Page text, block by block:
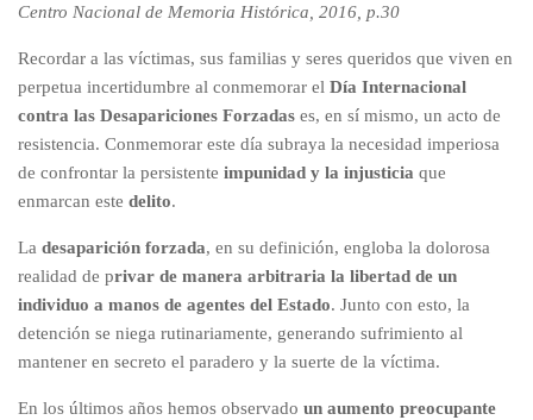
Centro Nacional de Memoria Histórica, 2016, p.30
Recordar a las víctimas, sus familias y seres queridos que viven en
perpetua incertidumbre al conmemorar el Día Internacional
contra las Desapariciones Forzadas es, en sí mismo, un acto de
resistencia. Conmemorar este día subraya la necesidad imperiosa
de confrontar la persistente impunidad y la injusticia que
enmarcan este delito.
La desaparición forzada, en su definición, engloba la dolorosa
realidad de privar de manera arbitraria la libertad de un
individuo a manos de agentes del Estado. Junto con esto, la
detención se niega rutinariamente, generando sufrimiento al
mantener en secreto el paradero y la suerte de la víctima.
En los últimos años hemos observado un aumento preocupante